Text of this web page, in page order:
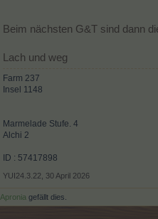
Beim nächsten G&T sind dann
Lach und weg
Farm 237
Insel 1148
Marmelade Stufe. 4
Alchi 2
ID : 57417898
YUI24.3.22 30 April 2026
Apronia gefällt dies.